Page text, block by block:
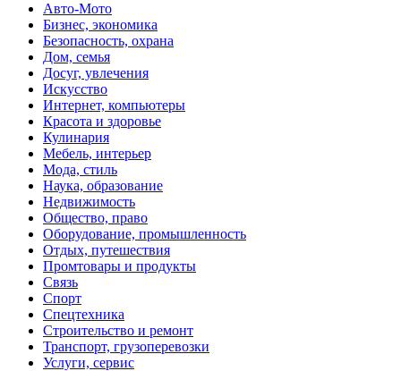
Авто-Мото
Бизнес, экономика
Безопасность, охрана
Дом, семья
Досуг, увлечения
Искусство
Интернет, компьютеры
Красота и здоровье
Кулинария
Мебель, интерьер
Мода, стиль
Наука, образование
Недвижимость
Общество, право
Оборудование, промышленность
Отдых, путешествия
Промтовары и продукты
Связь
Спорт
Спецтехника
Строительство и ремонт
Транспорт, грузоперевозки
Услуги, сервис